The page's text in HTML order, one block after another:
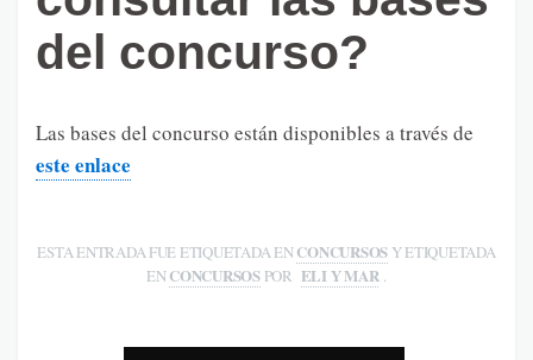
del concurso?
Las bases del concurso están disponibles a través de
este enlace
ESTA ENTRADA FUE ETIQUETADA ENCONCURSOS Y ETIQUETADA
ENCONCURSOSPOR ELI Y MAR .